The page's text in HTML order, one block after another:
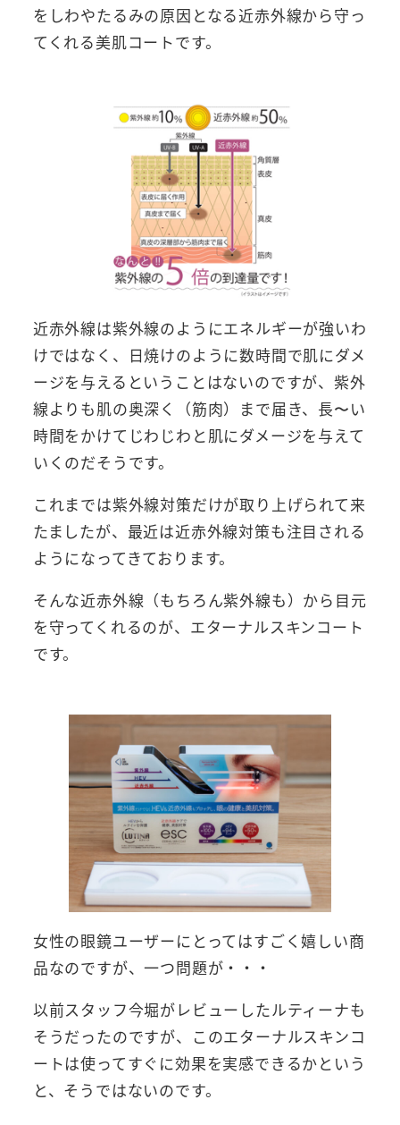
をしわやたるみの原因となる近赤外線から守っ
てくれる美肌コートです。
近赤外線は紫外線のようにエネルギーが強いわ
けではなく、日焼けのように数時間で肌にダメ
ージを与えるということはないのですが、紫外
線よりも肌の奥深く（筋肉）まで届き、長〜い
時間をかけてじわじわと肌にダメージを与えて
いくのだそうです。
これまでは紫外線対策だけが取り上げられて来
たましたが、最近は近赤外線対策も注目される
ようになってきております。
そんな近赤外線（もちろん紫外線も）から目元
を守ってくれるのが、エターナルスキンコート
です。
女性の眼鏡ユーザーにとってはすごく嬉しい商
品なのですが、一つ問題が・・・
以前スタッフ今堀がレビューしたルティーナも
そうだったのですが、このエターナルスキンコ
ートは使ってすぐに効果を実感できるかという
と、そうではないのです。